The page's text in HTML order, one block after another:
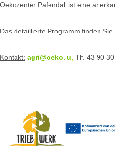
Oekozenter Pafendall ist eine
Das detaillierte Programm finden
Kontakt: agri@oeko.lu, Tlf. 43 90 30